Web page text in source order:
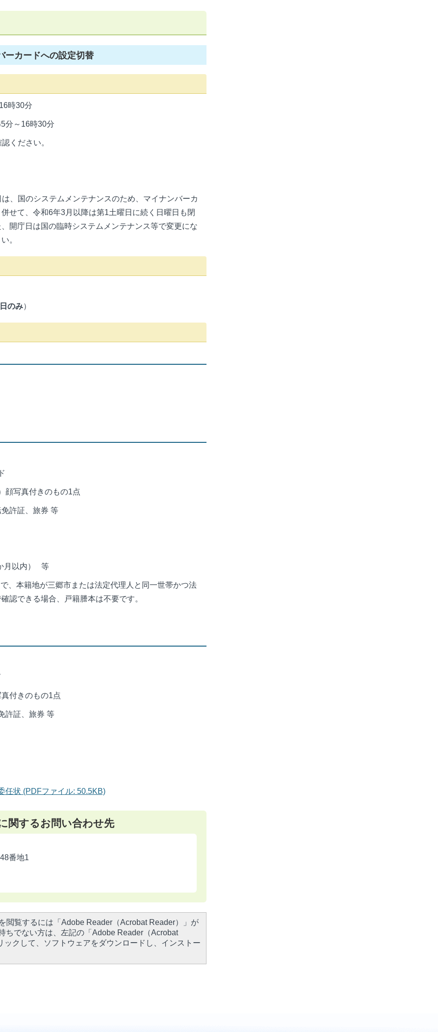
ーカードへの設定切替
時30分
分～16時30分
ください。
、国のシステムメンテナンスのため、マイナンバーカ
せて、令和6年3月以降は第1土曜日に続く日曜日も閉
開庁日は国の臨時システムメンテナンス等で変更にな
。
のみ）
写真付きのもの1点
許証、旅券 等
月以内） 等
、本籍地が三郷市または法定代理人と同一世帯かつ法
認できる場合、戸籍謄本は不要です。
付きのもの1点
許証、旅券 等
任状 (PDFファイル: 50.5KB)
関するお問い合わせ先
番地1
閲覧するには「Adobe Reader（Acrobat Reader）」が
ちでない方は、左記の「Adobe Reader（Acrobat
ックして、ソフトウェアをダウンロードし、インストー